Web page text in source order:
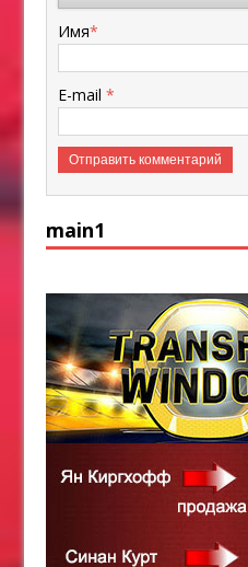
Имя*
E-mail*
main1